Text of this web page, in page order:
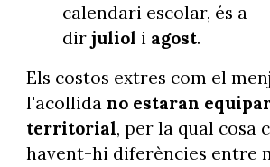
calendari escolar, és a
dir juliol i agost.
Els costos extres com el
l'acollida no estaran
territorial, per la qual cosa
havent-hi diferències entre